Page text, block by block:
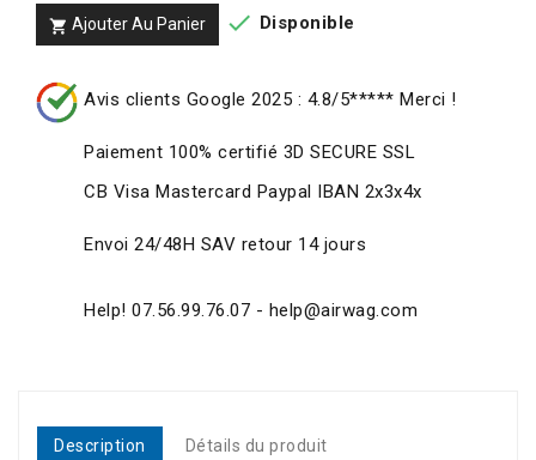
 Ajouter Au Panier  Disponible
Avis clients Google 2025 : 4.8/5***** Merci !
Paiement 100% certifié 3D SECURE SSL
CB Visa Mastercard Paypal IBAN 2x3x4x
Envoi 24/48H SAV retour 14 jours
Help! 07.56.99.76.07 - help@airwag.com
Description Détails du produit